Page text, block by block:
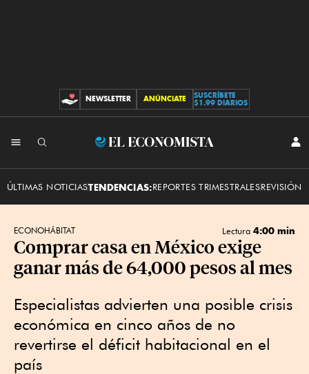
CONTRIBUCIONES
NEWSLETTER ANÚNCIATE
SUSCRÍBETE
$1.99 DIARIOS
El
ÚLTIMAS NOTICIASTENDENCIAS:REPORTES TRIMESTRALESREVISIÓN
ECONOHÁBITAT Lectura 4:00 min
Comprar casa en México exige
ganar más de 64,000 pesos al mes
Especialistas advierten una posible crisis
económica en cinco años de no
revertirse el déficit habitacional en el
país